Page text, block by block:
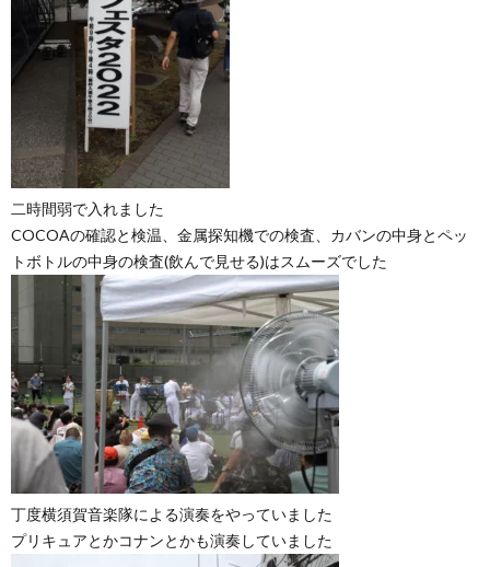
二時間弱で入れました
COCOAの確認と検温、金属探知機での検査、カバンの中身とペッ
トボトルの中身の検査(飲んで見せる)はスムーズでした
丁度横須賀音楽隊による演奏をやっていました
プリキュアとかコナンとかも演奏していました